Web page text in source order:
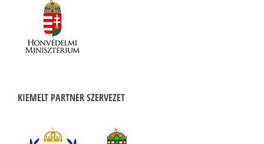
KIEMELT PARTNER SZERVEZET